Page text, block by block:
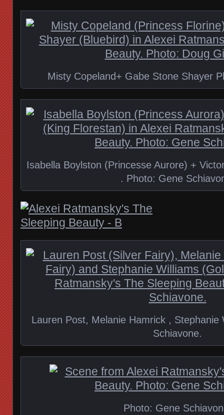
Misty Copeland+ Gabe Stone Shayer
Isabella Boylston (Princesse Aurore) +
. Photo: Gene
Lauren Post, Melanie Hamrick ,
Schiavone.
Photo: Gene